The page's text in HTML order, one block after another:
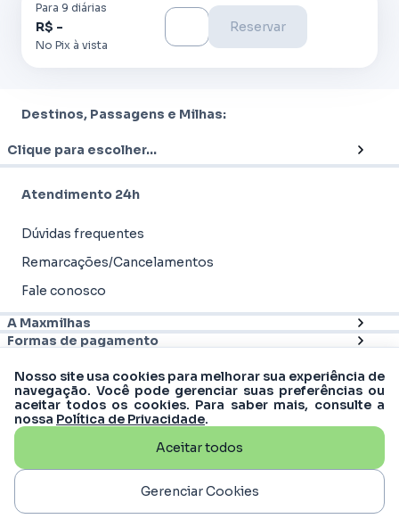
Para 9 diárias
R$ -
No Pix à vista
Reservar
Nosso site usa cookies para melhorar sua experiência de
navegação. Você pode gerenciar suas preferências ou
aceitar todos os cookies. Para saber mais, consulte a
nossa Política de Privacidade.
Gerenciar Cookies
Aceitar todos
Destinos, Passagens e Milhas:
Clique para escolher...
Atendimento 24h
Dúvidas frequentes
Remarcações/Cancelamentos
Fale conosco
A Maxmilhas
Formas de pagamento
Viagens S.A | CNPJ: 16.988.607/0001-61
Rua Matias Cardoso, 169, 11º andar - Santo